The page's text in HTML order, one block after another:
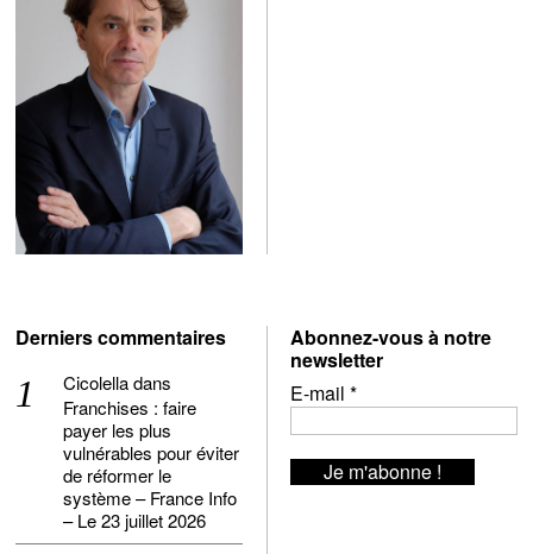
Derniers commentaires
Cicolelladans
Franchises : faire
payer les plus
vulnérables pour éviter
de réformer le
système – France Info
– Le 23 juillet 2026
Abonnez-vous à notre
newsletter
E-mail *